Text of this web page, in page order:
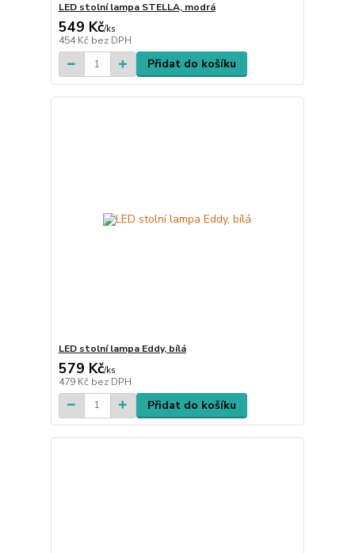
LED stolní lampa STELLA, modrá
549 Kč/ks
454 Kč bez DPH
Přidat do košíku
LED stolní lampa Eddy, bílá
579 Kč/ks
479 Kč bez DPH
Přidat do košíku